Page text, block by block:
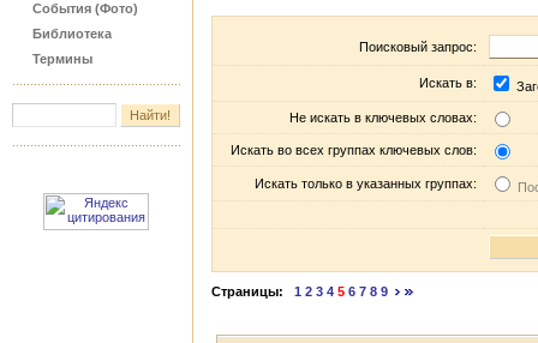
События (Фото)
Библиотека
Термины
Поисковый запрос:
Искать в:
Не искать в ключевых словах:
Искать во всех группах ключевых слов:
Искать только в указанных группах:
Страницы: 1 2 3 4 5 6 7 8 9